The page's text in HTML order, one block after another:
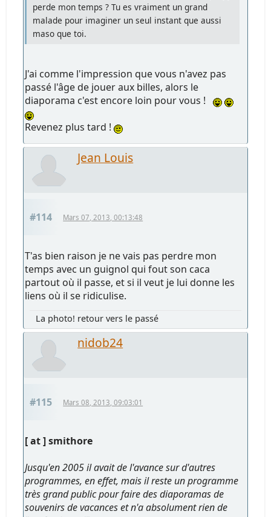
perde mon temps ? Tu es vraiment un grand
malade pour imaginer un seul instant que aussi
maso que toi.
J'ai comme l'impression que vous n'avez pas
passé l'âge de jouer aux billes, alors le
diaporama c'est encore loin pour vous !
Revenez plus tard !
Jean Louis
#114 Mars 07, 2013, 00:13:48
T'as bien raison je ne vais pas perdre mon
temps avec un guignol qui fout son caca
partout où il passe, et si il veut je lui donne les
liens où il se ridiculise.
La photo! retour vers le passé
nidob24
#115 Mars 08, 2013, 09:03:01
[ at ] smithore
Jusqu'en 2005 il avait de l'avance sur d'autres
programmes, en effet, mais il reste un programme
très grand public pour faire des diaporamas de
souvenirs de vacances et n'a absolument rien de